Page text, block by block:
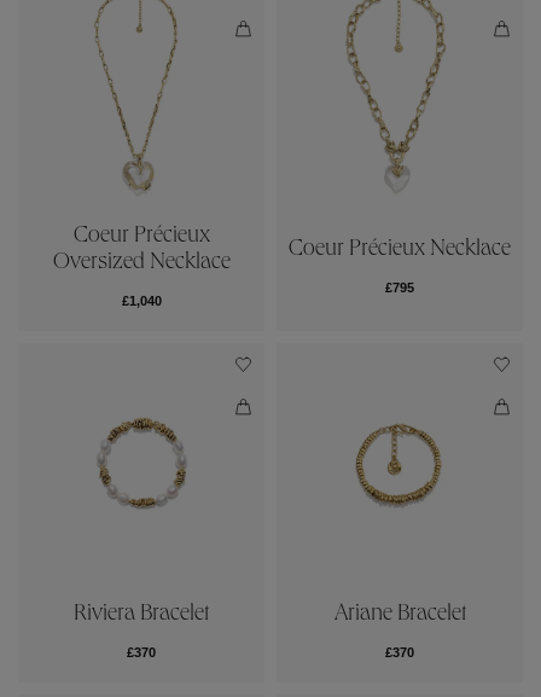
Coeur Précieux
Oversized Necklace
£1,040
Coeur Précieux Necklace
£795
Riviera Bracelet
£370
Ariane Bracelet
£370